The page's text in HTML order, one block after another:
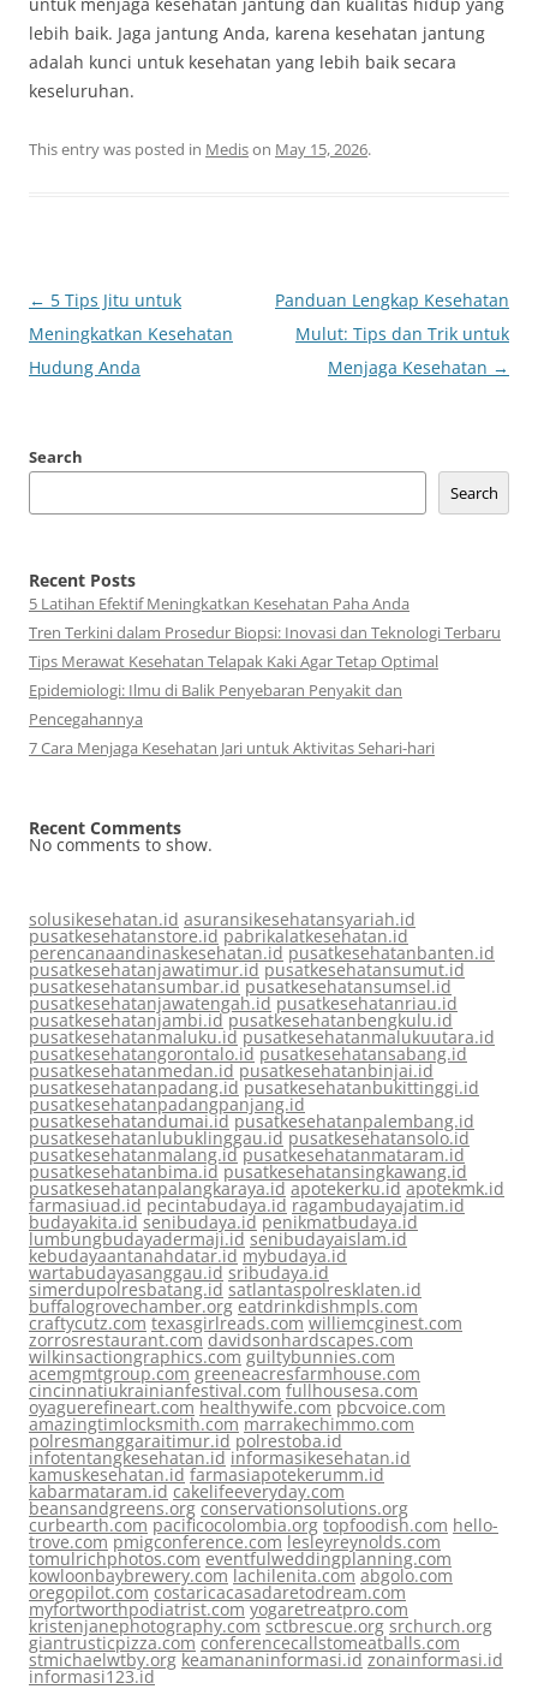
lebih baik. Jaga jantung Anda, karena kesehatan jantung
adalah kunci untuk kesehatan yang lebih baik secara
keseluruhan.
This entry was posted in Medison May 15, 2026.
Post
navigation
← 5 Tips Jitu untuk
Meningkatkan Kesehatan
Hudung Anda
Panduan Lengkap Kesehatan
Mulut: Tips dan Trik untuk
Menjaga Kesehatan →
Search
Search
Recent Posts
5 Latihan Efektif Meningkatkan Kesehatan Paha Anda
Tren Terkini dalam Prosedur Biopsi: Inovasi dan Teknologi Terbaru
Tips Merawat Kesehatan Telapak Kaki Agar Tetap Optimal
Epidemiologi: Ilmu di Balik Penyebaran Penyakit dan
Pencegahannya
7 Cara Menjaga Kesehatan Jari untuk Aktivitas Sehari-hari
Recent Comments
No comments to show.
solusikesehatan.id asuransikesehatansyariah.id
pusatkesehatanstore.id pabrikalatkesehatan.id
perencanaandinaskesehatan.id pusatkesehatanbanten.id
pusatkesehatanjawatimur.id pusatkesehatansumut.id
pusatkesehatansumbar.id pusatkesehatansumsel.id
pusatkesehatanjawatengah.id pusatkesehatanriau.id
pusatkesehatanjambi.id pusatkesehatanbengkulu.id
pusatkesehatanmaluku.id pusatkesehatanmalukuutara.id
pusatkesehatangorontalo.id pusatkesehatansabang.id
pusatkesehatanmedan.id pusatkesehatanbinjai.id
pusatkesehatanpadang.id pusatkesehatanbukittinggi.id
pusatkesehatanpadangpanjang.id
pusatkesehatandumai.id pusatkesehatanpalembang.id
pusatkesehatanlubuklinggau.id pusatkesehatansolo.id
pusatkesehatanmalang.id pusatkesehatanmataram.id
pusatkesehatanbima.id pusatkesehatansingkawang.id
pusatkesehatanpalangkaraya.id apotekerku.id apotekmk.id
farmasiuad.id pecintabudaya.id ragambudayajatim.id
budayakita.id senibudaya.id penikmatbudaya.id
lumbungbudayadermaji.id senibudayaislam.id
kebudayaantanahdatar.id mybudaya.id
wartabudayasanggau.id sribudaya.id
simerdupolresbatang.id satlantaspolresklaten.id
buffalogrovechamber.org eatdrinkdishmpls.com
craftycutz.com texasgirlreads.com williemcginest.com
zorrosrestaurant.com davidsonhardscapes.com
wilkinsactiongraphics.com guiltybunnies.com
acemgmtgroup.com greeneacresfarmhouse.com
cincinnatiukrainianfestival.com fullhousesa.com
oyaguerefineart.com healthywife.com pbcvoice.com
amazingtimlocksmith.com marrakechimmo.com
polresmanggaraitimur.id polrestoba.id
infotentangkesehatan.id informasikesehatan.id
kamuskesehatan.id farmasiapotekerumm.id
kabarmataram.id cakelifeeveryday.com
beansandgreens.org conservationsolutions.org
curbearth.com pacificocolombia.org topfoodish.com hello-
trove.com pmigconference.com lesleyreynolds.com
tomulrichphotos.com eventfulweddingplanning.com
kowloonbaybrewery.com lachilenita.com abgolo.com
oregopilot.com costaricacasadaretodream.com
myfortworthpodiatrist.com yogaretreatpro.com
kristenjanephotography.com sctbrescue.org srchurch.org
giantrusticpizza.com conferencecallstomeatballs.com
stmichaelwtby.org keamananinformasi.id zonainformasi.id
informasi123.id